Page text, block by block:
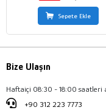
Sepete Ekle
Bize Ulaşın
Haftaiçi 08:30 - 18:00 saatleri
+90 312 223 7773